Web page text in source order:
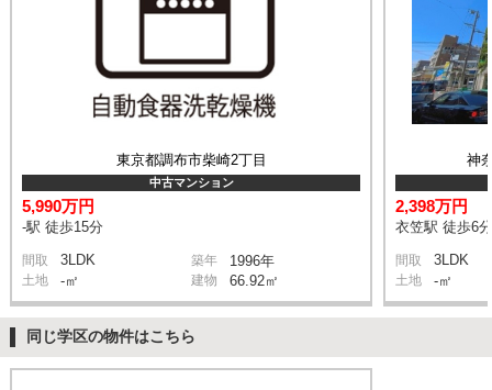
東京都調布市柴崎2丁目
中古マンション
5,990万円
-駅 徒歩15分
間取 3LDK 築年 1996年
土地 -㎡ 建物 66.92㎡
神
2,398万円
衣笠駅 徒歩6分
間取 3LDK
土地 -㎡
同じ学区の物件はこちら